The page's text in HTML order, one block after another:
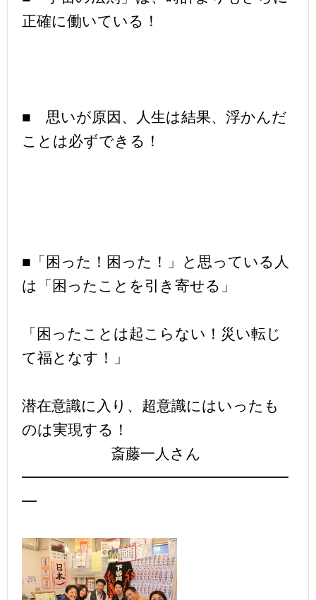
正確に働いている！
■ 思いが原因、人生は結果、浮かんだ
ことは必ずできる！
■「困った！困った！」と思っている人
は「困ったことを引き寄せる」
「困ったことは起こらない！災い転じ
て福となす！」
潜在意識に入り、超意識にはいったも
のは実現する！
斎藤一人さん
━━━━━━━━━━━━━━━━━━
━